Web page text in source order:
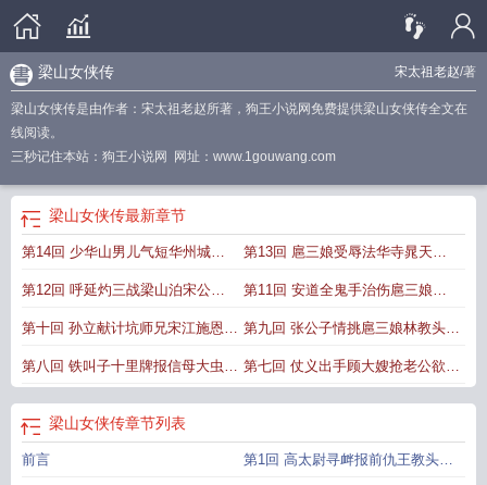
宋太祖老赵/著
梁山女侠传
梁山女侠传是由作者：宋太祖老赵所著，狗王小说网免费提供梁山女侠传全文在
线阅读。
三秒记住本站：狗王小说网 网址：www.1gouwang.com
梁山女侠传最新章节
第14回 少华山男儿气短华州城女
侠情长
第13回 扈三娘受辱法华寺晁天王
殒命金沙滩
第12回 呼延灼三战梁山泊宋公明
大破连环马
第11回 安道全鬼手治伤扈三娘大
义服众
第十回 孙立献计坑师兄宋江施恩嫁
义妹
第九回 张公子情挑扈三娘林教头初
逢一丈青
第八回 铁叫子十里牌报信母大虫登
州城劫牢
第七回 仗义出手顾大嫂抢老公欲火
焚身孙提辖奸弟妹
梁山女侠传章节列表
前言 第1回 高太尉寻衅报前仇王教头惧